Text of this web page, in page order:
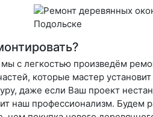
с легкостью произведём
которые мастер
даже если Ваш проект
наш профессионализм.